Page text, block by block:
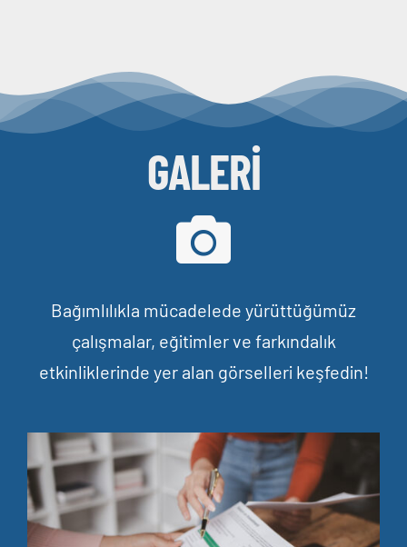
GALERİ
Bağımlılıkla mücadelede yürüttüğümüz
çalışmalar, eğitimler ve farkındalık
etkinliklerinde yer alan görselleri keşfedin!